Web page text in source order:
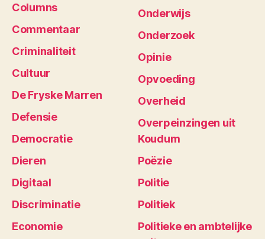
Columns
Commentaar
Criminaliteit
Cultuur
De Fryske Marren
Defensie
Democratie
Dieren
Digitaal
Discriminatie
Economie
Onderwijs
Onderzoek
Opinie
Opvoeding
Overheid
Overpeinzingen uit
Koudum
Poëzie
Politie
Politiek
Politieke en ambtelijke